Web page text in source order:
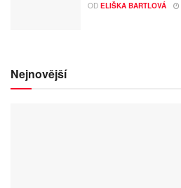
OD ELIŠKA BARTLOVÁ
Nejnovější